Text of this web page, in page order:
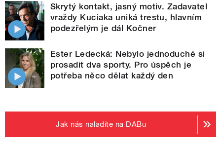
Skrytý kontakt, jasný motiv. Zadavatel
vraždy Kuciaka uniká trestu, hlavním
podezřelým je dál Kočner
Ester Ledecká: Nebylo jednoduché si
prosadit dva sporty. Pro úspěch je
potřeba něco dělat každý den
Jak nás naladíte na DABu